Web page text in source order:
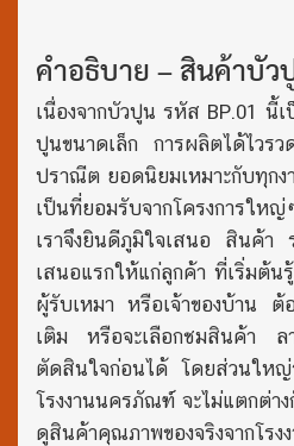
คำอธิบาย – สินค้าบั
เนื่องจากบัวปูน รหัส BP.01 นี้
ปูนขนาดเล็ก การผลิตได้ไวรว
ปราณีต ยอดนิยมเหมาะกับทุกง
เป็นที่ยอมรับจากโครงการใหญ่
เราจึงยินดีภูมิใจเสนอ สินค้
เสนอแรกให้แก่ลูกค้า ที่เริ่มต้
ผู้รับเหมา หรือเจ้าของบ้าน ต้
เติม หรือจะเลือกชมสินค้า ล
ตัดสินใจก่อนได้ โดยส่วนให
โรงงานนครภัณฑ์ จะไม่แตกต่า
ดูสินค้าคุณภาพของจริงจากโรง